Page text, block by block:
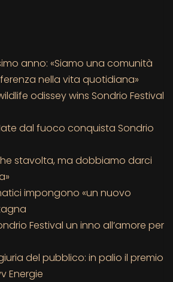
anno: «Siamo una comunità
nella vita quotidiana»
odissey wins Sondrio Festival
dal fuoco conquista Sondrio
stavolta, ma dobbiamo darci
impongono «un nuovo
Festival un inno all’amore per
del pubblico: in palio il premio
Energie